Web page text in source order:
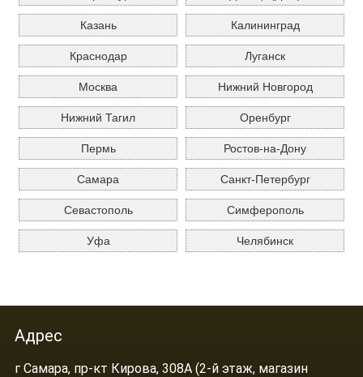
Казань Калининград
Краснодар Луганск
Москва Нижний Новгород
Нижний Тагил Оренбург
Пермь Ростов-на-Дону
Самара Санкт-Петербург
Севастополь Симферополь
Уфа Челябинск
Адрес
г Самара, пр-кт Кирова, 308А (2-й этаж, магазин